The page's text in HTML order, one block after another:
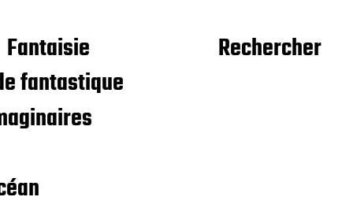
Fantaisie
fantastique
Rechercher